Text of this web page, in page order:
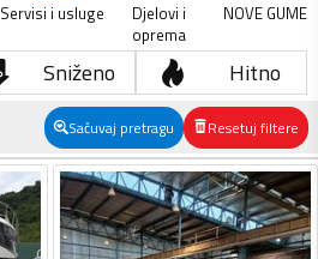
Servisi i usluge
Djelovi i
oprema
NOVE GUME
Sniženo Hitno
Sačuvaj pretragu Resetuj filtere